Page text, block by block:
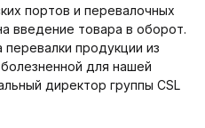
портов и перевалочных
введение товара в оборот.
продукции из
для нашей
директор группы CSL